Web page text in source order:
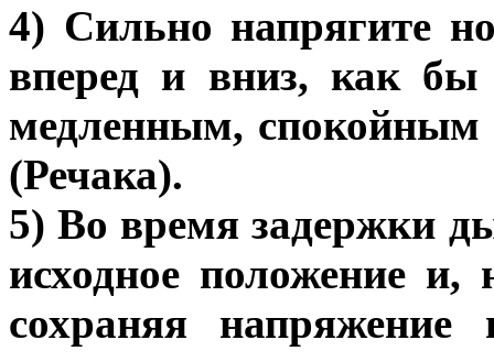
4) Сильно напрягите
вперед и вниз, как бы
медленным, спокойным
(Речака).
5) Во время задержки
исходное положение
сохраняя